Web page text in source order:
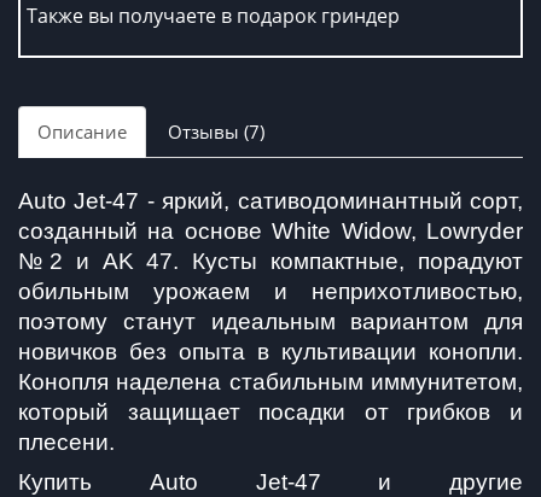
Также вы получаете в подарок гриндер
Описание Отзывы (7)
Auto Jet-47 - яркий, сативодоминантный сорт,
созданный на основе White Widow, Lowryder
№2 и AK 47. Кусты компактные, порадуют
обильным урожаем и неприхотливостью,
поэтому станут идеальным вариантом для
новичков без опыта в культивации конопли.
Конопля наделена стабильным иммунитетом,
который защищает посадки от грибков и
плесени.
Купить Auto Jet-47 и другие